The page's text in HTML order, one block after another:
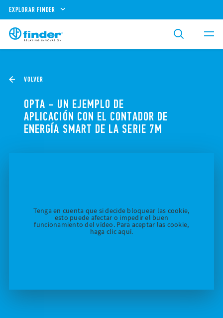
EXPLORAR FINDER
VOLVER
OPTA – UN EJEMPLO DE
APLICACIÓN CON EL CONTADOR DE
ENERGÍA SMART DE LA SERIE 7M
Tenga en cuenta que si decide bloquear las cookie,
esto puede afectar o impedir el buen
funcionamiento del vídeo. Para aceptar las cookie,
haga clic aquí.